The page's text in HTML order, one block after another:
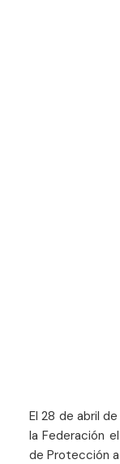
El 28 de abril
la Federación
de Protección